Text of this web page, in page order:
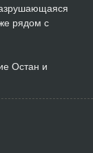
18:23
рядом с
Остан и